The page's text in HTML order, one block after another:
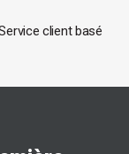
client basé